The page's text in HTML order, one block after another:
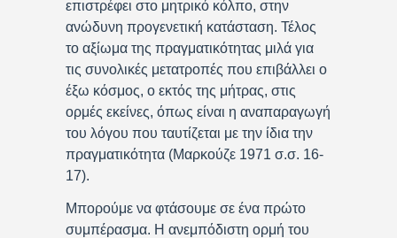
επιστρέφει στο μητρικό κόλπο, στην
ανώδυνη προγενετική κατάσταση. Τέλος
το αξίωμα της πραγματικότητας μιλά για
τις συνολικές μετατροπές που επιβάλλει ο
έξω κόσμος, ο εκτός της μήτρας, στις
ορμές εκείνες, όπως είναι η αναπαραγωγή
του λόγου που ταυτίζεται με την ίδια την
πραγματικότητα (Μαρκούζε 1971 σ.σ. 16-
17).
Μπορούμε να φτάσουμε σε ένα πρώτο
συμπέρασμα. Η ανεμπόδιστη ορμή του